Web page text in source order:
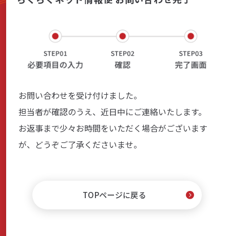
岡三にいがたと始める
商品・サービス
店舗のご案内
お問い合わせを受け付けました。
担当者が確認のうえ、近日中にご連絡いたします。
お返事まで少々お時間をいただく場合がございます
が、どうぞご了承くださいませ。
TOPページに戻る